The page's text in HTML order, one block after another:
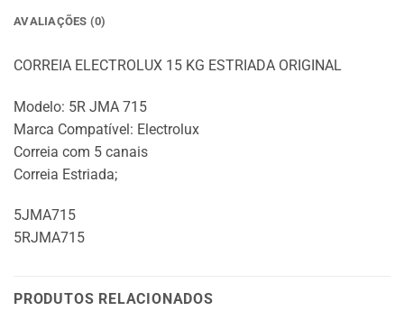
AVALIAÇÕES (0)
CORREIA ELECTROLUX 15 KG ESTRIADA ORIGINAL
Modelo: 5R JMA 715
Marca Compatível: Electrolux
Correia com 5 canais
Correia Estriada;
5JMA715
5RJMA715
PRODUTOS RELACIONADOS